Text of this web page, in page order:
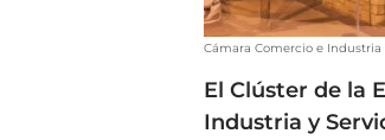
Cámara Comercio e Industria
El Clúster de la
Industria y